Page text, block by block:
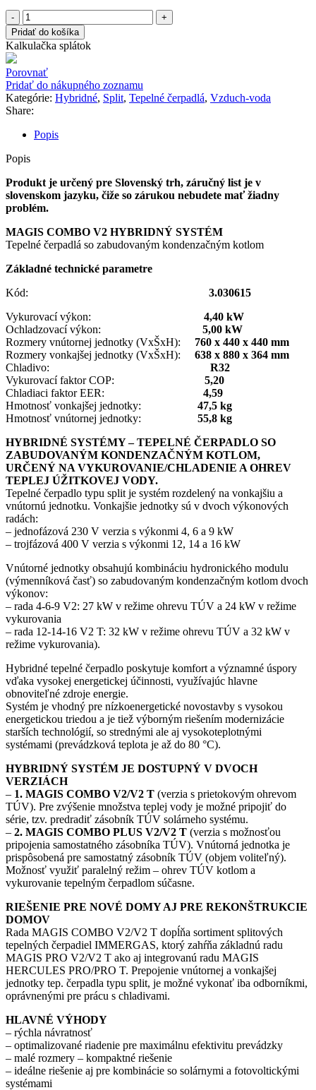
množstvo
IMMERGAS
MAGIS
COMBO
PLUS
V2
Pridať do košíka
Kalkulačka splátok
Porovnať
Pridať do nákupného zoznamu
Kategórie: Hybridné, Split, Tepelné čerpadlá, Vzduch-voda
Share:
Popis
Popis
Produkt je určený pre Slovenský trh, záručný list je v
slovenskom jazyku, čiže so zárukou nebudete mať žiadny
problém.
MAGIS COMBO V2 HYBRIDNÝ SYSTÉM
Tepelné čerpadlá so zabudovaným kondenzačným kotlom
Základné technické parametre
Kód:
3.030615
Vykurovací výkon:
4,40 kW
Ochladzovací výkon:
5,00 kW
Rozmery vnútornej jednotky (VxŠxH):
760 x 440 x 440 mm
Rozmery vonkajšej jednotky (VxŠxH): 638 x 880 x 364 mm
Chladivo:
R32
Vykurovací faktor COP:
5,20
Chladiaci faktor EER:
4,59
Hmotnosť vonkajšej jednotky:
47,5 kg
Hmotnosť vnútornej jednotky:
55,8 kg
HYBRIDNÉ SYSTÉMY – TEPELNÉ ČERPADLO SO
ZABUDOVANÝM KONDENZAČNÝM KOTLOM,
URČENÝ NA VYKUROVANIE/CHLADENIE A OHREV
TEPLEJ ÚŽITKOVEJ VODY.
Tepelné čerpadlo typu split je systém rozdelený na vonkajšiu a
vnútornú jednotku. Vonkajšie jednotky sú v dvoch výkonových
radách:
– jednofázová 230 V verzia s výkonmi 4, 6 a 9 kW
– trojfázová 400 V verzia s výkonmi 12, 14 a 16 kW
Vnútorné jednotky obsahujú kombináciu hydronického modulu
(výmenníková časť) so zabudovaným kondenzačným kotlom dvoch
výkonov:
– rada 4-6-9 V2: 27 kW v režime ohrevu TÚV a 24 kW v režime
vykurovania
– rada 12-14-16 V2 T: 32 kW v režime ohrevu TÚV a 32 kW v
režime vykurovania).
Hybridné tepelné čerpadlo poskytuje komfort a významné úspory
vďaka vysokej energetickej účinnosti, využívajúc hlavne
obnoviteľné zdroje energie.
Systém je vhodný pre nízkoenergetické novostavby s vysokou
energetickou triedou a je tiež výborným riešením modernizácie
starších technológií, so strednými ale aj vysokoteplotnými
systémami (prevádzková teplota je až do 80 °C).
HYBRIDNÝ SYSTÉM JE DOSTUPNÝ V DVOCH
VERZIÁCH
– 1. MAGIS COMBO V2/V2 T (verzia s prietokovým ohrevom
TÚV). Pre zvýšenie množstva teplej vody je možné pripojiť do
série, tzv. predradiť zásobník TÚV solárneho systému.
– 2. MAGIS COMBO PLUS V2/V2 T (verzia s možnosťou
pripojenia samostatného zásobníka TÚV). Vnútorná jednotka je
prispôsobená pre samostatný zásobník TÚV (objem voliteľný).
Možnosť využiť paralelný režim – ohrev TÚV kotlom a
vykurovanie tepelným čerpadlom súčasne.
RIEŠENIE PRE NOVÉ DOMY AJ PRE REKONŠTRUKCIE
DOMOV
Rada MAGIS COMBO V2/V2 T dopĺňa sortiment splitových
tepelných čerpadiel IMMERGAS, ktorý zahŕňa základnú radu
MAGIS PRO V2/V2 T ako aj integrovanú radu MAGIS
HERCULES PRO/PRO T. Prepojenie vnútornej a vonkajšej
jednotky tep. čerpadla typu split, je možné vykonať iba odborníkmi,
oprávnenými pre prácu s chladivami.
HLAVNÉ VÝHODY
– rýchla návratnosť
– optimalizované riadenie pre maximálnu efektivitu prevádzky
– malé rozmery – kompaktné riešenie
– ideálne riešenie aj pre kombinácie so solárnymi a fotovoltickými
systémami